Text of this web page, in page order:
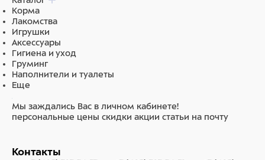
Корма
Лакомства
Игрушки
Аксессуары
Гигиена и уход
Груминг
Наполнители и туалеты
Еще
Мы заждались Вас в личном кабинете!
персональные цены скидки акции статьи на почту
Контакты